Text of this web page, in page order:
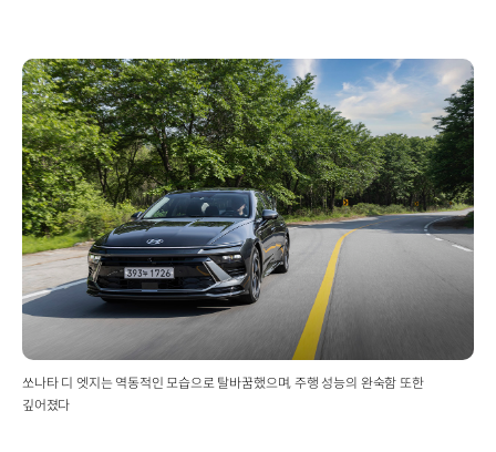
쏘나타 디 엣지는 역동적인 모습으로 탈바꿈했으며, 주행 성능의 완숙함 또한
깊어졌다